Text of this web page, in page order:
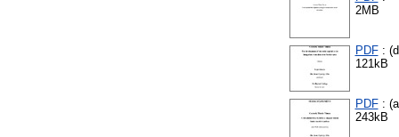
2MB
PDF:
121kB
PDF:
243kB